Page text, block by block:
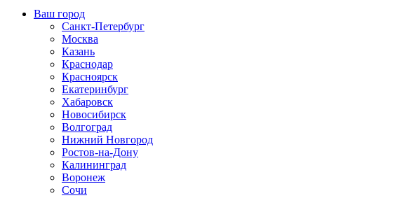
Ваш город
Санкт-Петербург
Москва
Казань
Краснодар
Красноярск
Екатеринбург
Хабаровск
Новосибирск
Волгоград
Нижний Новгород
Ростов-на-Дону
Калининград
Воронеж
Сочи